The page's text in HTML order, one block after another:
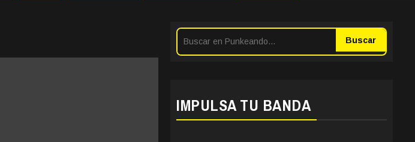
Buscar
IMPULSA TU BANDA